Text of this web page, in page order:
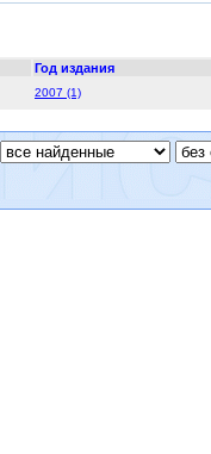
Год издания
2007 (1)